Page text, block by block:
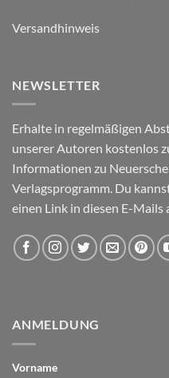
Versandhinweis
NEWSLETTER
Erhalte in regelmäßigen
unserer Autoren kostenlos
Informationen zu
Verlagsprogramm. Du
einen Link in diesen E-Mails
ANMELDUNG
Vorname